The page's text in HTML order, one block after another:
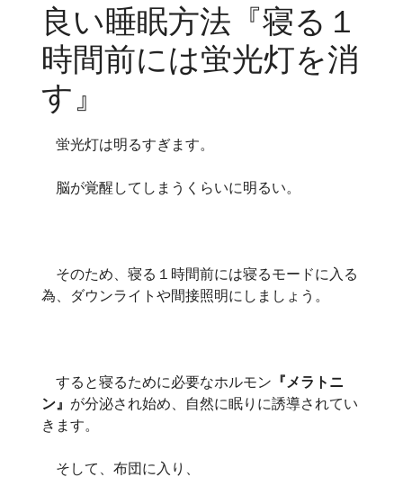
良い睡眠方法『寝る１
時間前には蛍光灯を消
す』
蛍光灯は明るすぎます。
脳が覚醒してしまうくらいに明るい。
そのため、寝る１時間前には寝るモードに入る
為、ダウンライトや間接照明にしましょう。
すると寝るために必要なホルモン 『メラトニ
ン』 が分泌され始め、自然に眠りに誘導されてい
きます。
そして、布団に入り、